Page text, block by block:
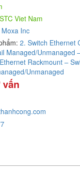
STC Viet Nam
Moxa Inc
2. Switch Ethernet
Managed/Unmanaged
Rackmount –
Unmanaged